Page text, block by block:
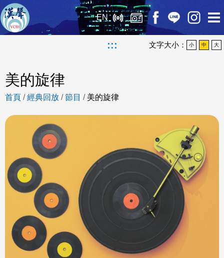
EN
::: 文字大小： 小 中 大
美的旋律
首頁 /經典回放 /節目 / 美的旋律